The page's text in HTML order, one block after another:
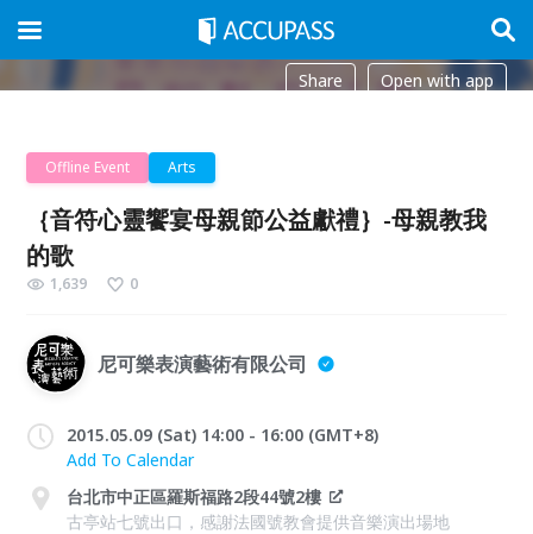
Share Open with app
Offline Event Arts
｛音符心靈饗宴母親節公益獻禮｝-母親教我
的歌
1,639 0
尼可樂表演藝術有限公司
2015.05.09 (Sat) 14:00 - 16:00 (GMT+8)
Add To Calendar
台北市中正區羅斯福路2段44號2樓
古亭站七號出口，感謝法國號教會提供音樂演出場地